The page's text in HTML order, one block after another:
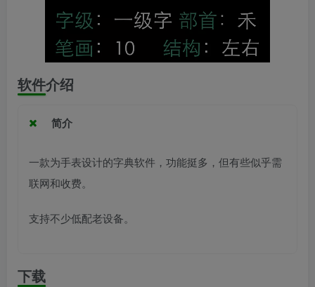
软件介绍
简介
一款为手表设计的字典软件，功能挺多，但有些似乎需
联网和收费。
支持不少低配老设备。
下载